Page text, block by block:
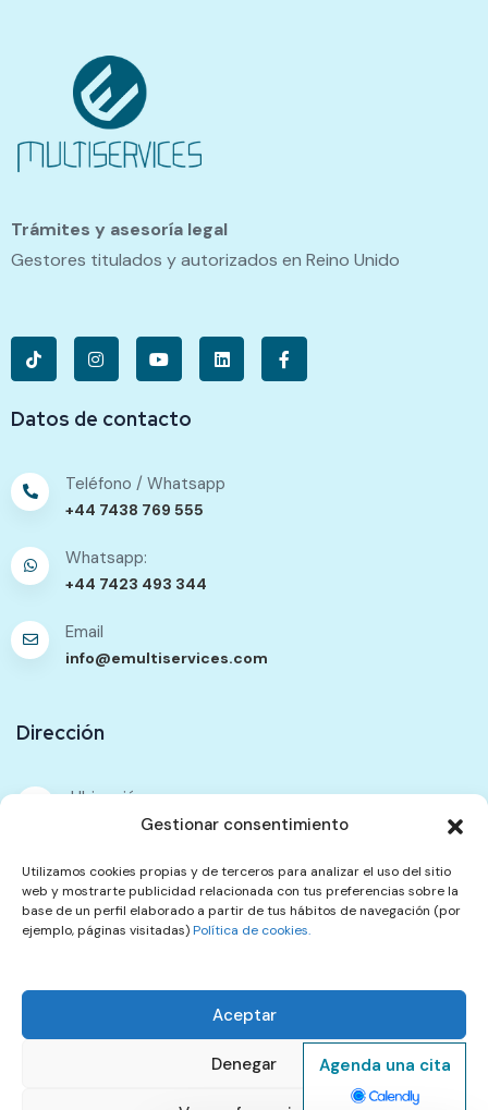
Gestionar consentimiento
Utilizamos cookies propias y de terceros para analizar el uso del sitio
web y mostrarte publicidad relacionada con tus preferencias sobre la
base de un perfil elaborado a partir de tus hábitos de navegación (por
ejemplo, páginas visitadas)Política de cookies.
Aceptar
Denegar
Trámites y asesoría legal
Gestores titulados y autorizados en Reino Unido
Datos de contacto
Teléfono / Whatsapp
+44 7438 769 555
Whatsapp:
+44 7423 493 344
Email
info@emultiservices.com
Dirección
Ubicación
333 Walworth Road. Unit F. Elephant Passage. SE17
Contáctenos
Política de Contenidos
Política de Privacidad
Términos del Servicio
Política de Reembolsos y Cancelación
Quejas
Agenda una cita